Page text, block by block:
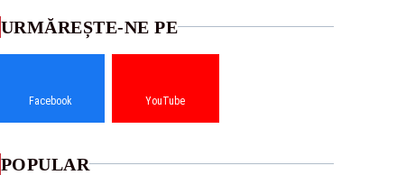
URMĂREȘTE-NE PE
Facebook YouTube
POPULAR